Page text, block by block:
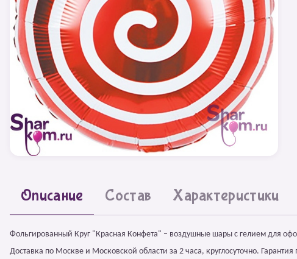
Описание Состав Характеристики
Фольгированный Круг "Красная Конфета" – воздушные шары с гелием для
Доставка по Москве и Московской области за 2 часа, круглосуточно.